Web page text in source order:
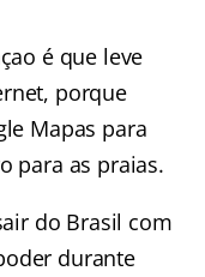
é que leve
porque
Mapas para
para as praias.
do Brasil com
durante